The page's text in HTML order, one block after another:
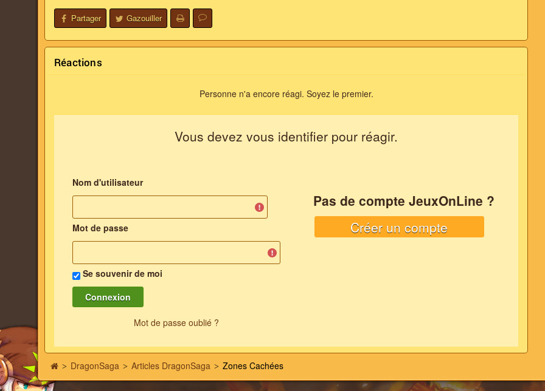
Partager Gazouiller
Réactions
Personne n'a encore réagi. Soyez le premier.
Vous devez vous identifier pour réagir.
Nom d'utilisateur
Mot de passe
Se souvenir de moi
Mot de passe oublié ?
Pas de compte JeuxOnLine ?
Créer un compte
> DragonSaga > Articles DragonSaga > Zones Cachées